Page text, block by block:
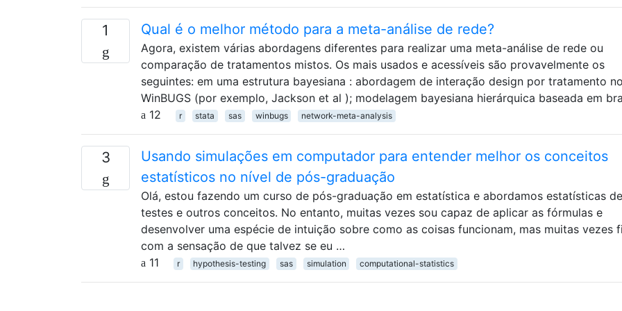
1 Qual é o melhor método para a meta-análise de rede?
Agora, existem várias abordagens diferentes para realizar uma meta-análise de rede ou
comparação de tratamentos mistos. Os mais usados ​​e acessíveis são provavelmente os
seguintes: em uma estrutura bayesiana : abordagem de interação design por tratamento no
WinBUGS (por exemplo, Jackson et al ); modelagem bayesiana hierárquica baseada em
12
r stata sas winbugs network-meta-analysis
3
Usando simulações em computador para entender melhor os conceitos
estatísticos no nível de pós-graduação
Olá, estou fazendo um curso de pós-graduação em estatística e abordamos estatísticas de
testes e outros conceitos. No entanto, muitas vezes sou capaz de aplicar as fórmulas e
desenvolver uma espécie de intuição sobre como as coisas funcionam, mas muitas vezes
com a sensação de que talvez se eu …
11
r hypothesis-testing sas simulation computational-statistics